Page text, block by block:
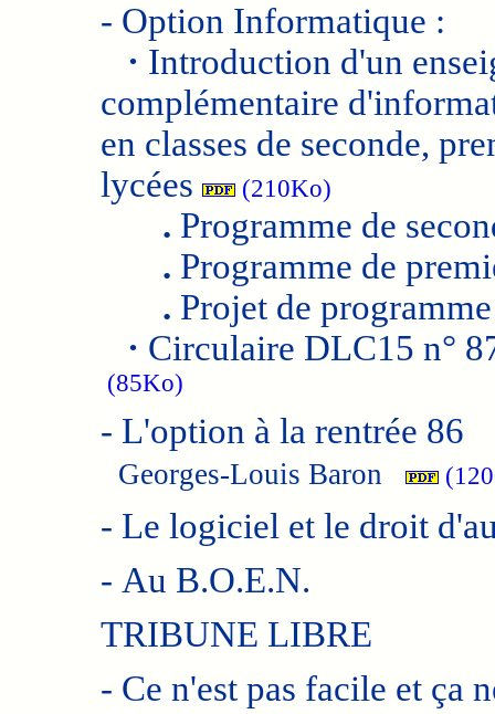
- Option Informatique :
· Introduction d'un
complémentaire
en classes de seconde,
lycées
(210Ko)
. Programme de
. Programme de
. Projet de
· Circulaire DLC15 n°
(85Ko)
- L'option à la rentrée 86
Georges-Louis Baron
- Le logiciel et le droit
- Au B.O.E.N.
TRIBUNE LIBRE
- Ce n'est pas facile et ça